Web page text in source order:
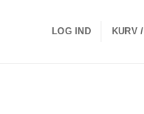
LOG IND KURV /